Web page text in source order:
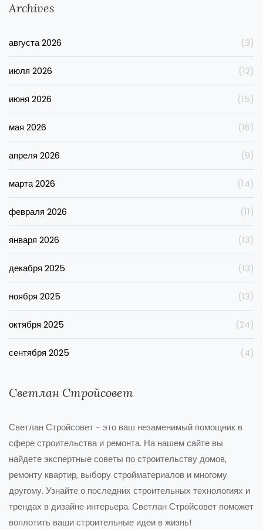
Archives
августа 2026 (3)
июля 2026 (12)
июня 2026 (15)
мая 2026 (16)
апреля 2026 (9)
марта 2026 (14)
февраля 2026 (11)
января 2026 (13)
декабря 2025 (13)
ноября 2025 (13)
октября 2025 (24)
сентября 2025 (4)
Светлан Стройсовет
Светлан Стройсовет - это ваш незаменимый помощник в
сфере строительства и ремонта. На нашем сайте вы
найдете экспертные советы по строительству домов,
ремонту квартир, выбору стройматериалов и многому
другому. Узнайте о последних строительных технологиях и
трендах в дизайне интерьера. Светлан Стройсовет поможет
воплотить ваши строительные идеи в жизнь!